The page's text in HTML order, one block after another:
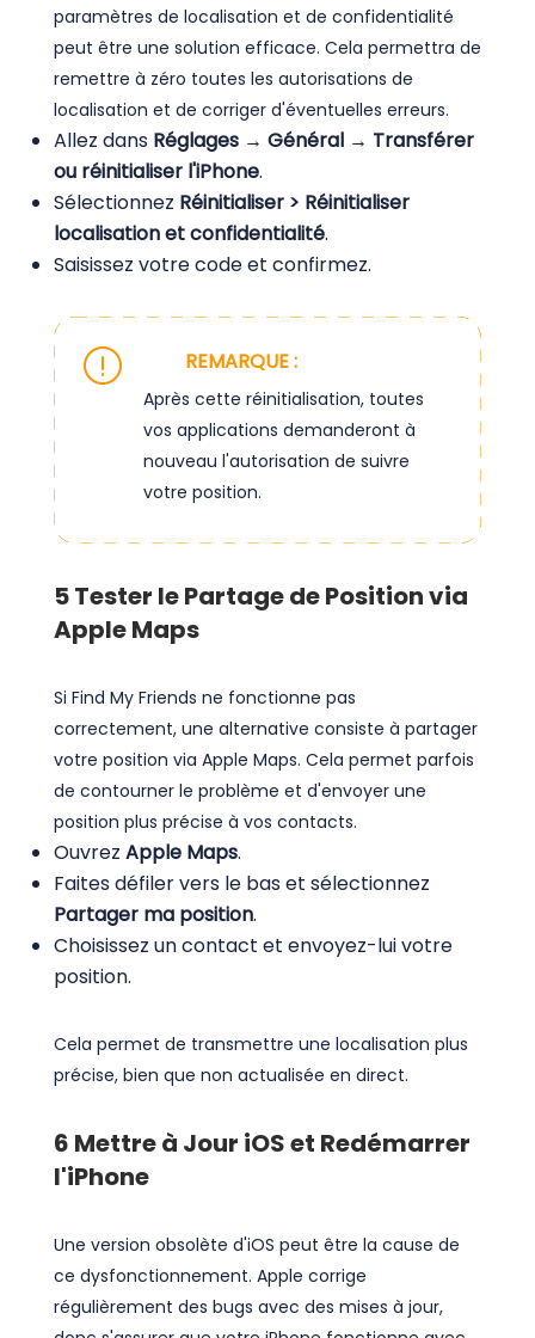
paramètres de localisation et de confidentialité
peut être une solution efficace. Cela permettra de
remettre à zéro toutes les autorisations de
localisation et de corriger d'éventuelles erreurs.
Allez dans Réglages → Général → Transférer
ou réinitialiser l'iPhone.
Sélectionnez Réinitialiser > Réinitialiser
localisation et confidentialité.
Saisissez votre code et confirmez.
REMARQUE :
Après cette réinitialisation, toutes
vos applications demanderont à
nouveau l'autorisation de suivre
votre position.
5Tester le Partage de Position via
Apple Maps
Si Find My Friends ne fonctionne pas
correctement, une alternative consiste à partager
votre position via Apple Maps. Cela permet parfois
de contourner le problème et d'envoyer une
position plus précise à vos contacts.
Ouvrez Apple Maps.
Faites défiler vers le bas et sélectionnez
Partager ma position.
Choisissez un contact et envoyez-lui votre
position.
Cela permet de transmettre une localisation plus
précise, bien que non actualisée en direct.
6 Mettre à Jour iOS et Redémarrer
l'iPhone
Une version obsolète d'iOS peut être la cause de
ce dysfonctionnement. Apple corrige
régulièrement des bugs avec des mises à jour,